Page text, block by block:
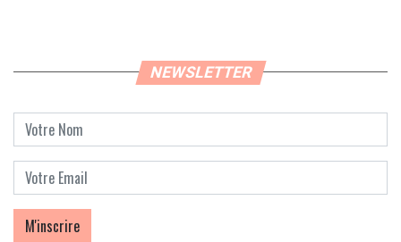
NEWSLETTER